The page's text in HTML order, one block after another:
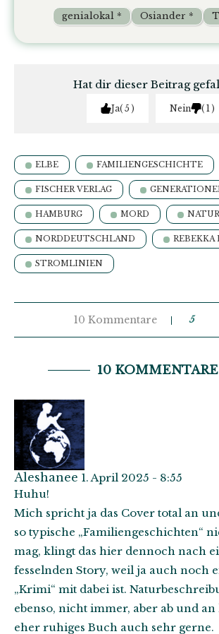
Osiander *
genialokal *
Hat dir dieser Beitrag
Ja 5 Nein 1
ELBE FAMILIENGESCHICHTE
FISCHER VERLAG
HAMBURG MORD NATUR
NORDDEUTSCHLAND REBEKKA
STROMLINIEN
10 Kommentare 5
10 KOMMENTARE
Aleshanee 1. April 2025 - 8:55
Huhu!
Mich spricht ja das Cover total an
so typische „Familiengeschichten“
mag, klingt das hier dennoch nach
fesselnden Story, weil ja auch noch
„Krimi“ mit dabei ist.
ebenso, nicht immer, aber ab und an
eher ruhiges Buch auch sehr gerne.